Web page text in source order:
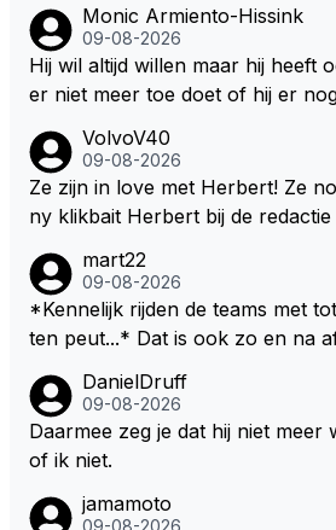
auto, het is extra gewicht plus na
ete thee geworden.
Monic Armiento-Hissink
09-08-2026
Hij wil altijd willen maar hij heeft
er niet meer toe doet of hij er
ioen is hij al, dat zal zijn leven
l in de eerste plaats races
r van RB. Dat zijn zijn eigen
e goede richting in gestuurd
was op zoveel mogelijk titels dan
er bij RB vertrokken.
VolvoV40
09-08-2026
Ze zijn in love met Herbert! Ze
ny klikbait Herbert bij de redactie
mart22
09-08-2026
*Kennelijk rijden de teams met
ten peut...* Dat is ook zo en na afloop wordt er gec
zitten. Om die reden is Vettel ooit
e hoort soms ook wel eens dat
n sparen als de race engineer
door die 1 liter te verhogen naar
DanielDruff
09-08-2026
Daarmee zeg je dat hij niet meer
of ik niet.
jamamoto